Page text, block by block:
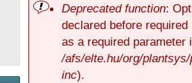
Error message
Deprecated function:
declared before
as a required parameter
/afs/elte.hu/org/
inc).